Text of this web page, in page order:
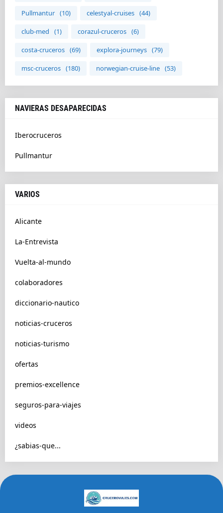
Pullmantur (10) celestyal-cruises (44)
club-med (1) corazul-cruceros (6)
costa-cruceros (69) explora-journeys (79)
msc-cruceros (180) norwegian-cruise-line (53)
NAVIERAS DESAPARECIDAS
Iberocruceros
Pullmantur
VARIOS
Alicante
La-Entrevista
Vuelta-al-mundo
colaboradores
diccionario-nautico
noticias-cruceros
noticias-turismo
ofertas
premios-excellence
seguros-para-viajes
videos
¿sabias-que...